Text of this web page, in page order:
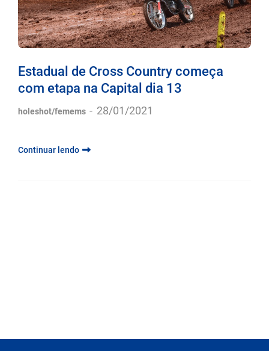
Estadual de Cross Country começa
com etapa na Capital dia 13
holeshot/femems - 28/01/2021
Continuar lendo